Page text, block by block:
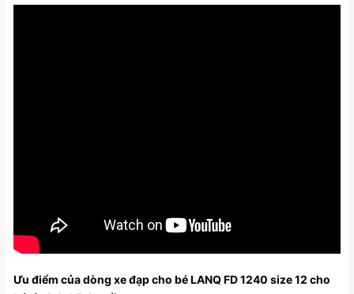
Ưu điểm của dòng xe đạp cho bé LANQ FD 1240 size 12 cho